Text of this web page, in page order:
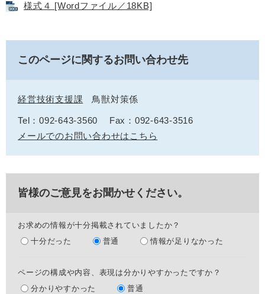
様式４ [Wordファイル／18KB]
このページに関するお問い合わせ先
経営技術支援課 鳥獣対策係
Tel：092-643-3560
Fax：092-643-3516
メールでのお問い合わせはこちら
皆様のご意見をお聞かせください。
お求めの情報が十分掲載されていましたか？
十分だった
普通 情報が足りなかった
ページの構成や内容、表現は分かりやすかったですか？
分かりやすかった
普通